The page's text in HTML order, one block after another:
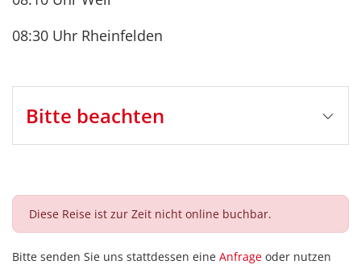
08:30 Uhr Rheinfelden
Bitte beachten
4-1 Tag vor Reisebeginn: Busfahrt 50%*
am Reisetag und bei Nichterscheinen: Busfahrt
80%*
Diese Reise ist zur Zeit nicht online buchbar.
Bitte senden Sie uns stattdessen eine Anfrage oder nutzen